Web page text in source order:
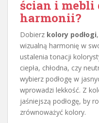
ścian i mebli
harmonii?
Dobierz kolory podłogi
wizualną harmonię w
ustalenia tonacji
ciepła, chłodna, czy
wybierz podłogę w
wprowadzi lekkość. Z
jaśniejszą podłogę, by
zrównoważyć kolory.